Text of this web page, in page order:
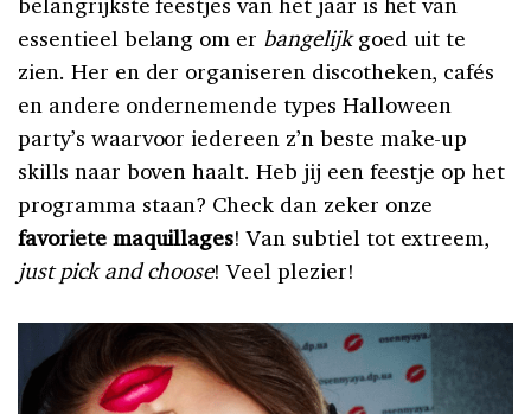
essentieel belang om er bangelijkgoed uit te
zien. Her en der organiseren discotheken, cafés
en andere ondernemende types Halloween
party’s waarvoor iedereen z’n beste make-up
skills naar boven haalt. Heb jij een feestje op het
programma staan? Check dan zeker onze
favoriete maquillages! Van subtiel tot extreem,
just pick and choose! Veel plezier!